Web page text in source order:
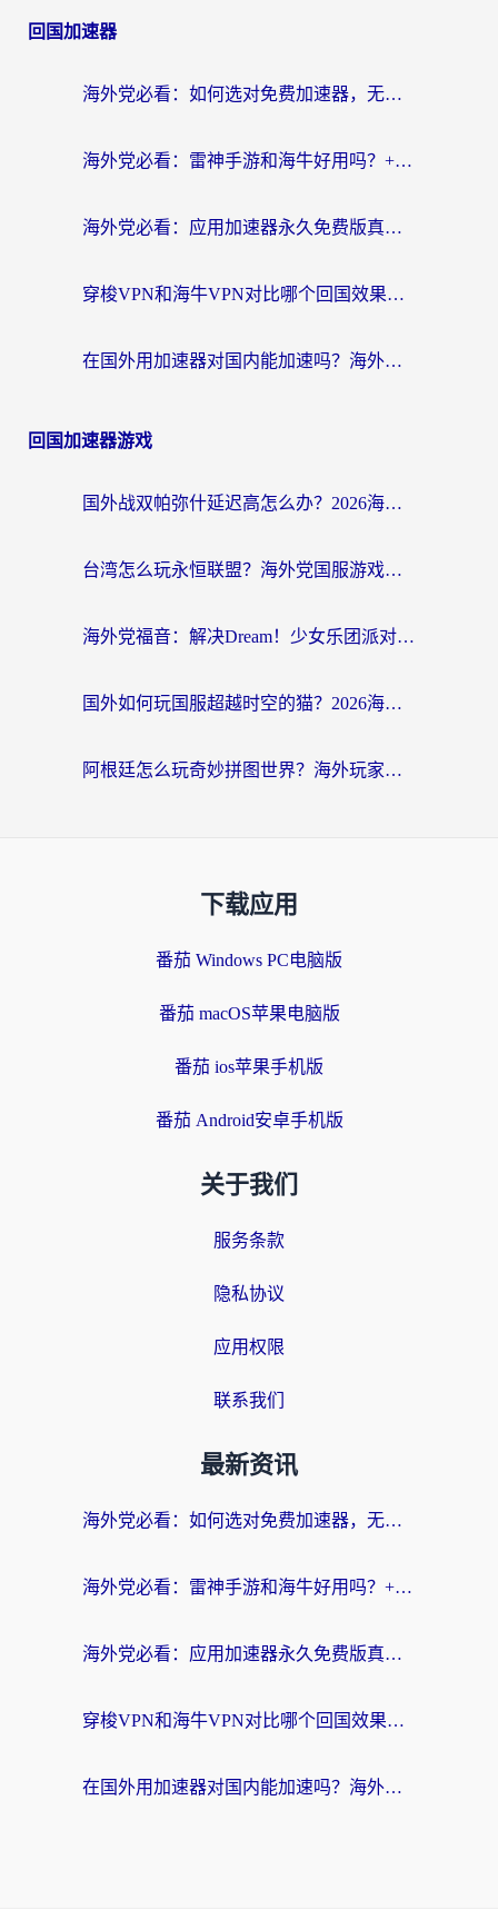
回国加速器
海外党必看：如何选对免费加速器，无缝访问国内资源不踩坑？
海外党必看：雷神手游和海牛好用吗？+3款热门加速器实测对比，附番茄加速器无缝回国指南
海外党必看：应用加速器永久免费版真的存在吗？教你选对回国加速器无缝刷国内资源
穿梭VPN和海牛VPN对比哪个回国效果更好？海外华人亲测3款热门加速器+避坑指南
在国外用加速器对国内能加速吗？海外党亲测有效的无缝访问指南
回国加速器游戏
国外战双帕弥什延迟高怎么办？2026海外畅玩国服游戏终极指南（附实测工具推荐）
台湾怎么玩永恒联盟？海外党国服游戏加速器选择全攻略（附3大热门游戏实测）
海外党福音：解决Dream！少女乐团派对！国外延迟的实用指南，附北美英国游戏加速方案
国外如何玩国服超越时空的猫？2026海外党必看的加速器选择指南
阿根廷怎么玩奇妙拼图世界？海外玩家国服游戏加速全攻略（附帕斯卡契约战舰少女解决方案）
下载应用
番茄 Windows PC电脑版
番茄 macOS苹果电脑版
番茄 ios苹果手机版
番茄 Android安卓手机版
关于我们
服务条款
隐私协议
应用权限
联系我们
最新资讯
海外党必看：如何选对免费加速器，无缝访问国内资源不踩坑？
海外党必看：雷神手游和海牛好用吗？+3款热门加速器实测对比，附番茄加速器无缝回国指南
海外党必看：应用加速器永久免费版真的存在吗？教你选对回国加速器无缝刷国内资源
穿梭VPN和海牛VPN对比哪个回国效果更好？海外华人亲测3款热门加速器+避坑指南
在国外用加速器对国内能加速吗？海外党亲测有效的无缝访问指南